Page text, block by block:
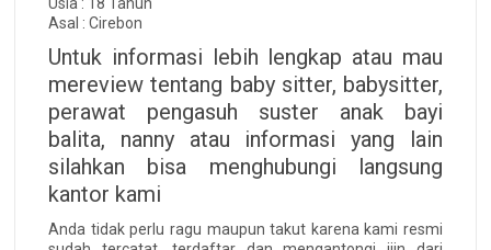
Asal : Cirebon
Untuk informasi lebih lengkap atau mau
mereview tentang baby sitter, babysitter,
perawat pengasuh suster anak bayi
balita, nanny atau informasi yang lain
silahkan bisa menghubungi langsung
kantor kami
Anda tidak perlu ragu maupun takut karena kami resmi